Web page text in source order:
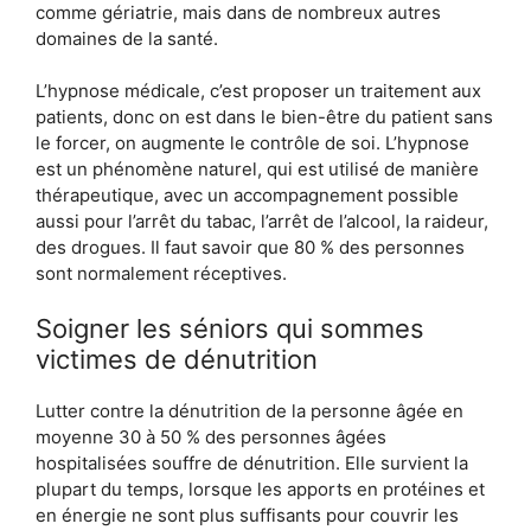
comme gériatrie, mais dans de nombreux autres
domaines de la santé.
L’hypnose médicale, c’est proposer un traitement aux
patients, donc on est dans le bien-être du patient sans
le forcer, on augmente le contrôle de soi. L’hypnose
est un phénomène naturel, qui est utilisé de manière
thérapeutique, avec un accompagnement possible
aussi pour l’arrêt du tabac, l’arrêt de l’alcool, la raideur,
des drogues. Il faut savoir que 80 % des personnes
sont normalement réceptives.
Soigner les séniors qui sommes
victimes de dénutrition
Lutter contre la dénutrition de la personne âgée en
moyenne 30 à 50 % des personnes âgées
hospitalisées souffre de dénutrition. Elle survient la
plupart du temps, lorsque les apports en protéines et
en énergie ne sont plus suffisants pour couvrir les